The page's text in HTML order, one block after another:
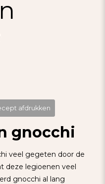
afdrukken
gnocchi
veel gegeten door de
deze legioenen veel
gnocchi al lang